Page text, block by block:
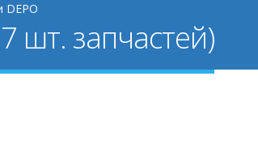
DEPO
шт. запчастей)